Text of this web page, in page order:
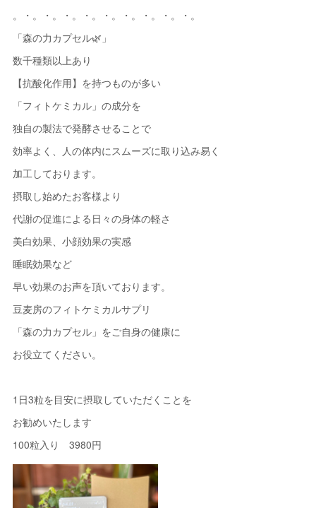
。・。・。・。・。・。・。・。・。・。
「森の力カプセル🌿」
数千種類以上あり
【抗酸化作用】を持つものが多い
「フィトケミカル」の成分を
独自の製法で発酵させることで
効率よく、人の体内にスムーズに取り込み易く
加工しております。
摂取し始めたお客様より
代謝の促進による日々の身体の軽さ
美白効果、小顔効果の実感
睡眠効果など
早い効果のお声を頂いております。
豆麦房のフィトケミカルサプリ
「森の力カプセル」をご自身の健康に
お役立てください。
1日3粒を目安に摂取していただくことを
お勧めいたします
100粒入り 3980円